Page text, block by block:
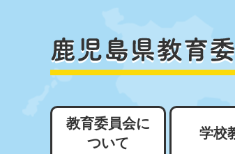
教育委員会に
ついて
学校